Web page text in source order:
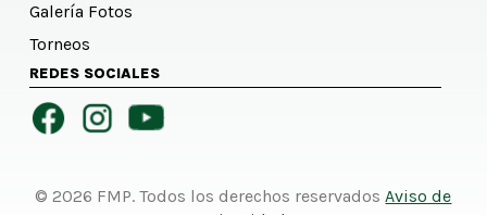
Galería Fotos
Torneos
REDES SOCIALES
© 2026 FMP. Todos los derechos reservadosAviso de